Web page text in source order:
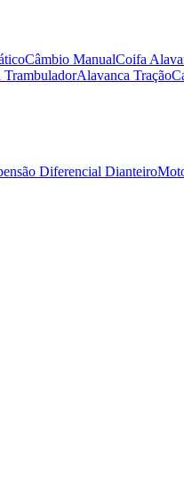
Câmbio ManualCoifa
TrambuladorAlavanca Tração
Diferencial Dianteiro